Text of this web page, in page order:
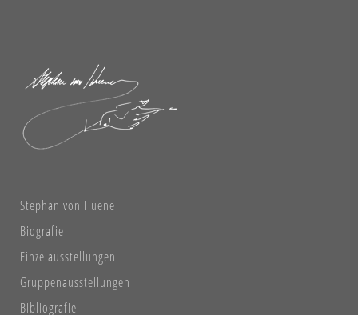
Stephan von Huene
Biografie
Einzelausstellungen
Gruppenausstellungen
Bibliografie